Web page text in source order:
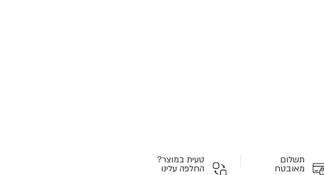
תשלום
מאובטח
טעית במוצר?
החלפה עלינו